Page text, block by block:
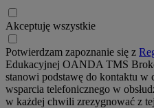
Akceptuję wszystkie
Potwierdzam zapoznanie się z
Edukacyjnej OANDA TMS
stanowi podstawę do kontaktu w
wsparcia telefonicznego w
w każdej chwili zrezygnować z